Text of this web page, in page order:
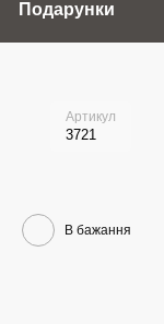
Подарунки
Артикул
3721
В бажання